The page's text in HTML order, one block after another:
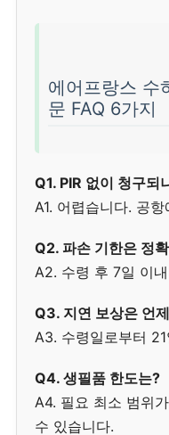
에어프랑스 수
문 FAQ 6가지
Q1. PIR 없이 청구되
A1. 어렵습니다. 공
Q2. 파손 기한은 정
A2. 수령 후 7일 이
Q3. 지연 보상은 언
A3. 수령일로부터
Q4. 생필품 한도는?
A4. 필요 최소 범위
수 있습니다.